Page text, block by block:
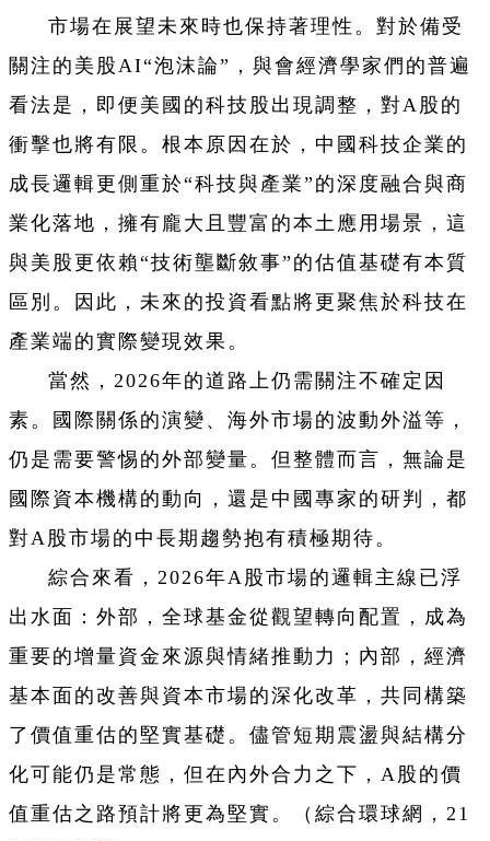
市場在展望未來時也保持著理性。對於備受
關注的美股AI“泡沫論”，與會經濟學家們的普遍
看法是，即便美國的科技股出現調整，對A股的
衝擊也將有限。根本原因在於，中國科技企業的
成長邏輯更側重於“科技與產業”的深度融合與商
業化落地，擁有龐大且豐富的本土應用場景，這
與美股更依賴“技術壟斷敘事”的估值基礎有本質
區別。因此，未來的投資看點將更聚焦於科技在
產業端的實際變現效果。
當然，2026年的道路上仍需關注不確定因
素。國際關係的演變、海外市場的波動外溢等，
仍是需要警惕的外部變量。但整體而言，無論是
國際資本機構的動向，還是中國專家的研判，都
對A股市場的中長期趨勢抱有積極期待。
綜合來看，2026年A股市場的邏輯主線已浮
出水面：外部，全球基金從觀望轉向配置，成為
重要的增量資金來源與情緒推動力；內部，經濟
基本面的改善與資本市場的深化改革，共同構築
了價值重估的堅實基礎。儘管短期震盪與結構分
化可能仍是常態，但在內外合力之下，A股的價
值重估之路預計將更為堅實。（綜合環球網，21